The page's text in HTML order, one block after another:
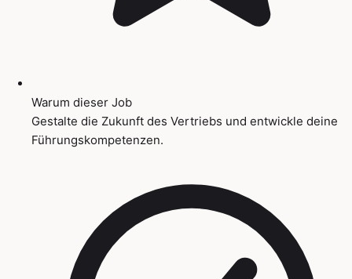
Warum dieser Job
Gestalte die Zukunft des Vertriebs und entwickle deine
Führungskompetenzen.